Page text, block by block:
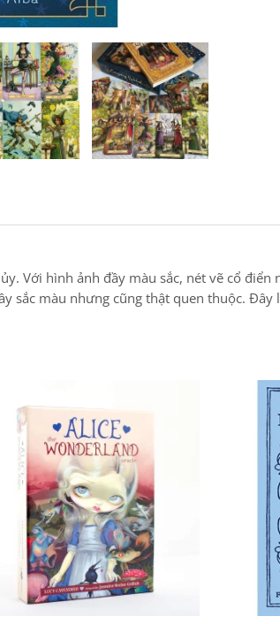
Với hình ảnh đầy màu sắc, nét vẽ cổ
sắc màu nhưng cũng thật quen thuộc.